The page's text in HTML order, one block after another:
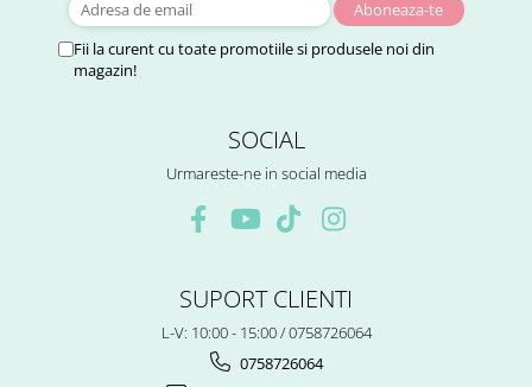
Fii la curent cu toate promotiile si produsele noi din
magazin!
SOCIAL
Urmareste-ne in social media
SUPORT CLIENTI
L-V: 10:00 - 15:00 / 0758726064
0758726064